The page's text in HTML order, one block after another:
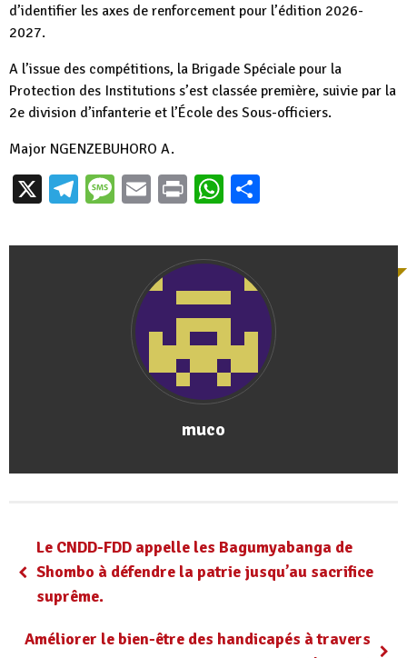
d’identifier les axes de renforcement pour l’édition 2026-
2027.
A l’issue des compétitions, la Brigade Spéciale pour la
Protection des Institutions s’est classée première, suivie par la
2e division d’infanterie et l’École des Sous-officiers.
Major NGENZEBUHORO A.
X Telegram
Message
EmailPrintWhatsApp
muco
Le CNDD-FDD appelle les Bagumyabanga de
Shombo à défendre la patrie jusqu’au sacrifice
suprême.
Améliorer le bien-être des handicapés à travers